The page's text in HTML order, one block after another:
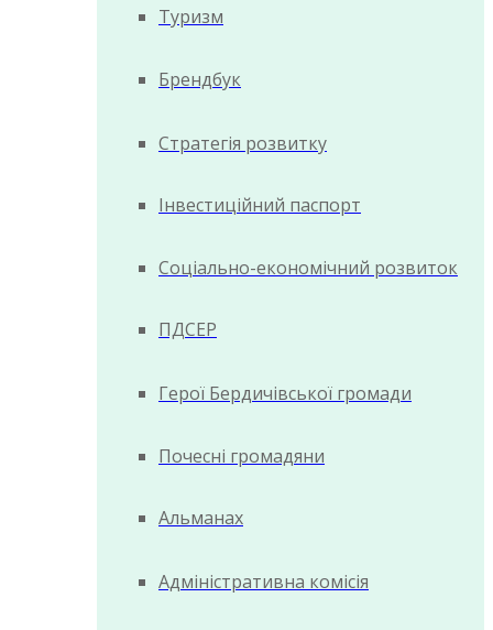
Туризм
Брендбук
Стратегія розвитку
Інвестиційний паспорт
Соціально-економічний розвиток
ПДСЕР
Герої Бердичівської громади
Почесні громадяни
Альманах
Адміністративна комісія